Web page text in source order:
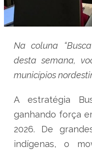
Na coluna
desta semana,
municípios
A estratégia
ganhando força
2026. De
indígenas, o